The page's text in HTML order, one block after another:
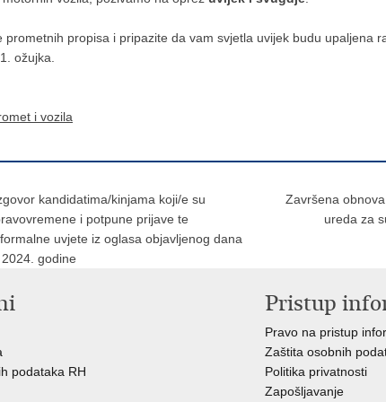
prometnih propisa i pripazite da vam svjetla uvijek budu upaljena
ožujka.
i vozila
kandidatima/kinjama koji/e su
i potpune prijave te
uvjete iz oglasa objavljenog dana
godine
Završena
ureda za
podataka RH
Pristup
Pravo na pristup
Zaštita osobnih
Politika privatnosti
Zapošljavanje